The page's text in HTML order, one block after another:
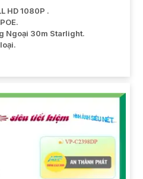
HD 1080P .
Ngoại 30m Starlight.